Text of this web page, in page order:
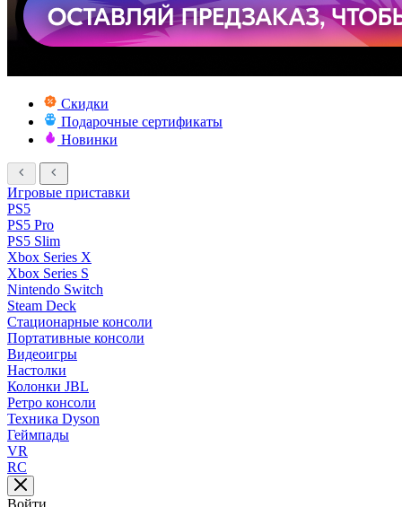
Скидки
Подарочные сертификаты
Новинки
Игровые приставки
PS5
PS5 Pro
PS5 Slim
Xbox Series X
Xbox Series S
Nintendo Switch
Steam Deck
Стационарные консоли
Портативные консоли
Видеоигры
Настолки
Колонки JBL
Ретро консоли
Техника Dyson
Геймпады
VR
RC
Войти